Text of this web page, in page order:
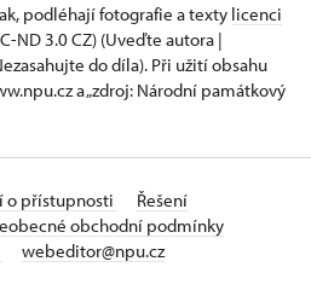
podléhají fotografie a texty licenci
ND 3.0 CZ) (Uveďte autora |
do díla). Při užití obsahu
a „zdroj: Národní památkový
o přístupnosti
Řešení
obchodní podmínky
webeditor@npu.cz